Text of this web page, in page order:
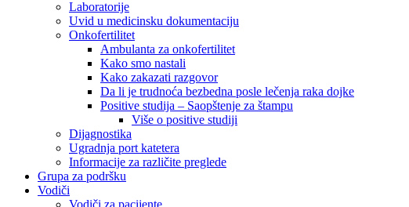
Laboratorije
Uvid u medicinsku dokumentaciju
Onkofertilitet
Ambulanta za onkofertilitet
Kako smo nastali
Kako zakazati razgovor
Da li je trudnoća bezbedna posle lečenja raka dojke
Positive studija – Saopštenje za štampu
Više o positive studiji
Dijagnostika
Ugradnja port katetera
Informacije za različite preglede
Grupa za podršku
Vodiči
Vodiči za pacijente